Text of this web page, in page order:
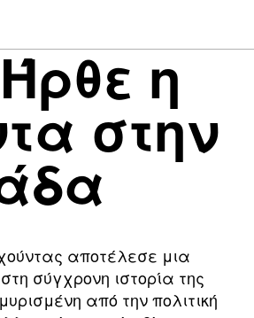
η
στην
αποτέλεσε μια
σύγχρονη ιστορία της
από την πολιτική